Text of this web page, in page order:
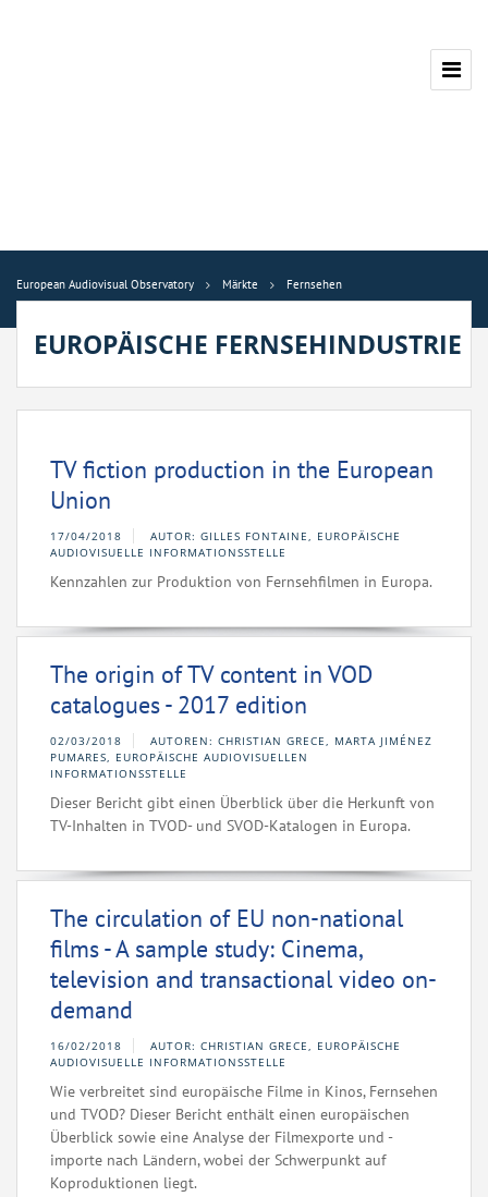
European Audiovisual Observatory Märkte Fernsehen
EUROPÄISCHE FERNSEHINDUSTRIE
TV fiction production in the European
Union
17/04/2018
AUTOR: GILLES FONTAINE, EUROPÄISCHE
AUDIOVISUELLE INFORMATIONSSTELLE
Kennzahlen zur Produktion von Fernsehfilmen in Europa.
The origin of TV content in VOD
catalogues - 2017 edition
02/03/2018
AUTOREN: CHRISTIAN GRECE, MARTA JIMÉNEZ
PUMARES, EUROPÄISCHE AUDIOVISUELLEN
INFORMATIONSSTELLE
Dieser Bericht gibt einen Überblick über die Herkunft von
TV-Inhalten in TVOD- und SVOD-Katalogen in Europa.
The circulation of EU non-national
films - A sample study: Cinema,
television and transactional video on-
demand
16/02/2018
AUTOR: CHRISTIAN GRECE, EUROPÄISCHE
AUDIOVISUELLE INFORMATIONSSTELLE
Wie verbreitet sind europäische Filme in Kinos, Fernsehen
und TVOD? Dieser Bericht enthält einen europäischen
Überblick sowie eine Analyse der Filmexporte und -
importe nach Ländern, wobei der Schwerpunkt auf
Koproduktionen liegt.